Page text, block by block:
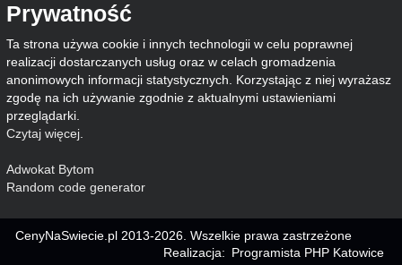
Prywatność
Ta strona używa cookie i innych technologii w celu poprawnej
realizacji dostarczanych usług oraz w celach gromadzenia
anonimowych informacji statystycznych. Korzystając z niej wyrażasz
zgodę na ich używanie zgodnie z aktualnymi ustawieniami
przeglądarki.
Czytaj więcej
Adwokat Bytom
Random code generator
CenyNaSwiecie.pl 2013-2026. Wszelkie prawa zastrzeżone
Realizacja: Programista PHP Katowice